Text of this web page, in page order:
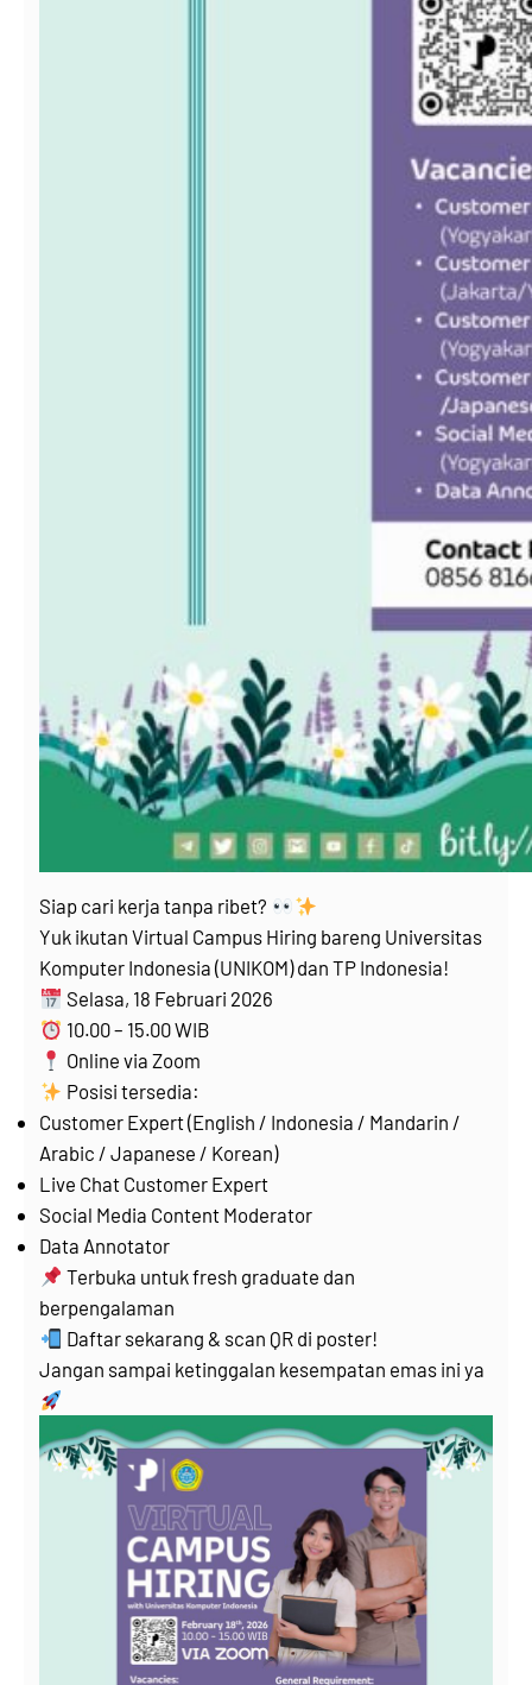
Siap cari kerja tanpa ribet?
Yuk ikutan Virtual Campus Hiring bareng Universitas
Komputer Indonesia (UNIKOM) dan TP Indonesia!
Selasa, 18 Februari 2026
10.00 – 15.00 WIB
Online via Zoom
Posisi tersedia:
Customer Expert (English / Indonesia / Mandarin /
Arabic / Japanese / Korean)
Live Chat Customer Expert
Social Media Content Moderator
Data Annotator
Terbuka untuk fresh graduate dan
berpengalaman
Daftar sekarang & scan QR di poster!
Jangan sampai ketinggalan kesempatan emas ini ya